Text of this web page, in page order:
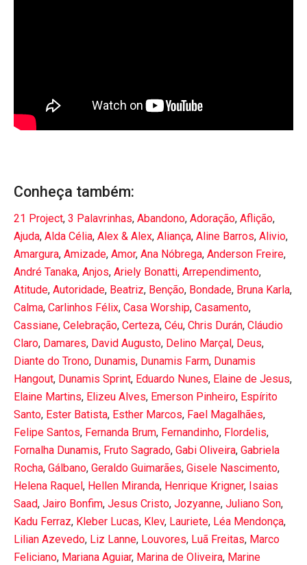
Conheça também:
21 Project, 3 Palavrinhas, Abandono, Adoração, Aflição,
Ajuda, Alda Célia, Alex & Alex, Aliança, Aline Barros, Alivio,
Amargura, Amizade, Amor, Ana Nóbrega, Anderson Freire,
André Tanaka, Anjos, Ariely Bonatti, Arrependimento,
Atitude, Autoridade, Beatriz, Benção, Bondade, Bruna Karla,
Calma, Carlinhos Félix, Casa Worship, Casamento,
Cassiane, Celebração, Certeza, Céu, Chris Durán, Cláudio
Claro, Damares, David Augusto, Delino Marçal, Deus,
Diante do Trono, Dunamis, Dunamis Farm, Dunamis
Hangout, Dunamis Sprint, Eduardo Nunes, Elaine de Jesus,
Elaine Martins, Elizeu Alves, Emerson Pinheiro, Espírito
Santo, Ester Batista, Esther Marcos, Fael Magalhães,
Felipe Santos, Fernanda Brum, Fernandinho, Flordelis,
Fornalha Dunamis, Fruto Sagrado, Gabi Oliveira, Gabriela
Rocha, Gálbano, Geraldo Guimarães, Gisele Nascimento,
Helena Raquel, Hellen Miranda, Henrique Krigner, Isaias
Saad, Jairo Bonfim, Jesus Cristo, Jozyanne, Juliano Son,
Kadu Ferraz, Kleber Lucas, Klev, Lauriete, Léa Mendonça,
Lilian Azevedo, Liz Lanne, Louvores, Luã Freitas, Marco
Feliciano, Mariana Aguiar, Marina de Oliveira, Marine